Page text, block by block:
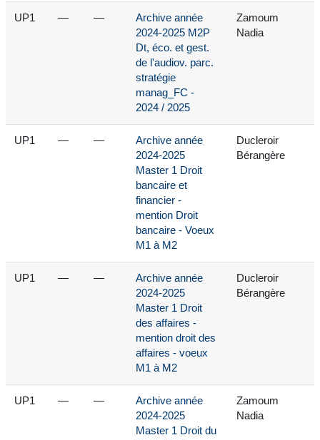
UP1 — —
Archive année
2024-2025 M2P
Dt, éco. et gest.
de l'audiov. parc.
stratégie
manag_FC -
2024 / 2025
Zamoum
Nadia
UP1 — —
Archive année
2024-2025
Master 1 Droit
bancaire et
financier -
mention Droit
bancaire - Voeux
M1 à M2
Ducleroir
Bérangère
UP1 — —
Archive année
2024-2025
Master 1 Droit
des affaires -
mention droit des
affaires - voeux
M1 à M2
Ducleroir
Bérangère
UP1 — —
Archive année
2024-2025
Master 1 Droit du
Zamoum
Nadia